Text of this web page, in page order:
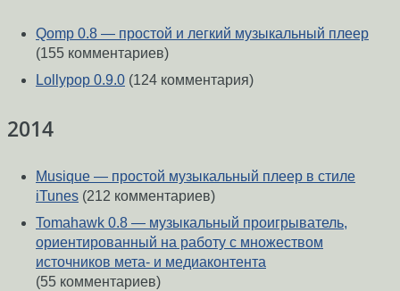
Qomp 0.8 — простой и легкий музыкальный плеер
(155 комментариев)
Lollypop 0.9.0 (124 комментария)
2014
Musique — простой музыкальный плеер в стиле
iTunes (212 комментариев)
Tomahawk 0.8 — музыкальный проигрыватель,
ориентированный на работу с множеством
источников мета- и медиаконтента
(55 комментариев)